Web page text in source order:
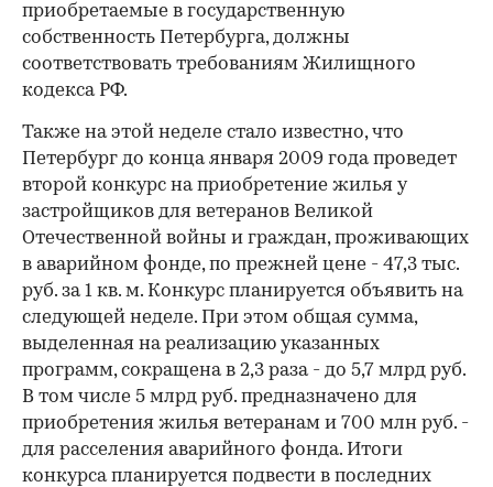
приобретаемые в государственную
собственность Петербурга, должны
соответствовать требованиям Жилищного
кодекса РФ.
Также на этой неделе стало известно, что
Петербург до конца января 2009 года проведет
второй конкурс на приобретение жилья у
застройщиков для ветеранов Великой
Отечественной войны и граждан, проживающих
в аварийном фонде, по прежней цене - 47,3 тыс.
руб. за 1 кв. м. Конкурс планируется объявить на
следующей неделе. При этом общая сумма,
выделенная на реализацию указанных
программ, сокращена в 2,3 раза - до 5,7 млрд руб.
В том числе 5 млрд руб. предназначено для
приобретения жилья ветеранам и 700 млн руб. -
для расселения аварийного фонда. Итоги
конкурса планируется подвести в последних